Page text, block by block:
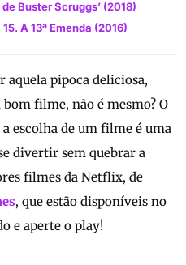
de Buster Scruggs’ (2018)
15. A 13ª Emenda (2016)
aquela pipoca deliciosa,
filme, não é mesmo? O
escolha de um filme é uma
divertir sem quebrar a
filmes da Netflix, de
, que estão disponíveis no
e aperte o play!